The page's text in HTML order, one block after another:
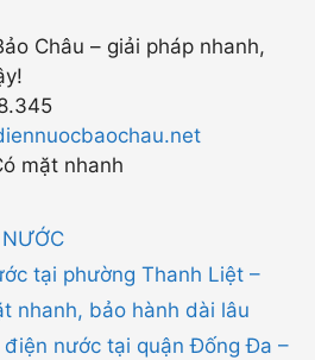
Châu – giải pháp nhanh,
mặt nhanh
tại phường Thanh Liệt –
nhanh, bảo hành dài lâu
điện nước tại quận Đống Đa –